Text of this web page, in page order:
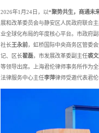
2026年1月24日，以“聚势共生，商通未
展和改革委员会与静安区人民政府联合
业全球化布局的年度核心平台。市政府
社长王永前，虹桥国际中央商务区管委
记、区长翟磊，市发展改革委副主任裘
等领导出席。上海君伦律师事务所作为
法律服务中心主任李萍律师受邀代表君伦